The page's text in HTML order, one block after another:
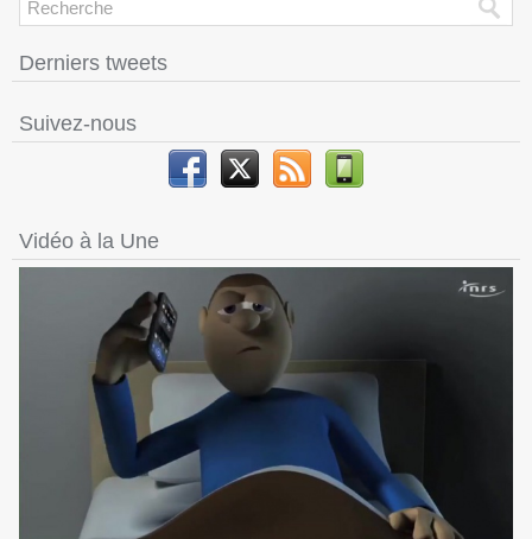
Derniers tweets
Suivez-nous
Vidéo à la Une